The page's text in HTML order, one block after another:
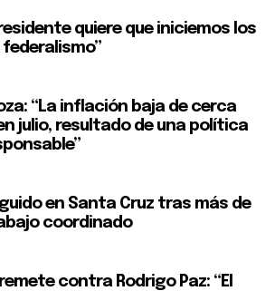
quiere que iniciemos los
“La inflación baja de cerca
en julio, resultado de una política
en Santa Cruz tras más de
coordinado
contra Rodrigo Paz: “El